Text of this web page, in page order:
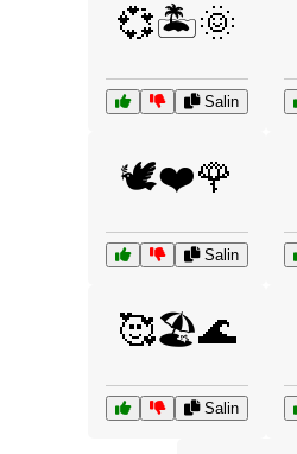
💞🏝️🌞
Salin
🕊️❤️🌹
Salin
🥰🏖️🌊
Salin